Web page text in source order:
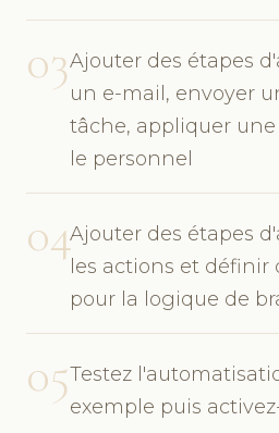
03Ajouter des étapes
un e-mail, envoyer
tâche, appliquer
le personnel
04Ajouter des étapes
les actions et définir
pour la logique de
05Testez
exemple puis